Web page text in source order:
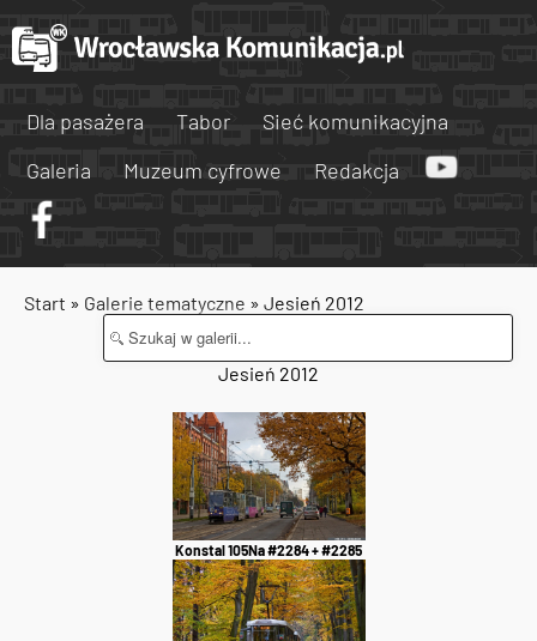
Dla pasażera Tabor
Sieć komunikacyjna
Galeria
Muzeum cyfrowe Redakcja
Start » Galerie tematyczne » Jesień 2012
Jesień 2012
Konstal 105Na #2284 + #2285